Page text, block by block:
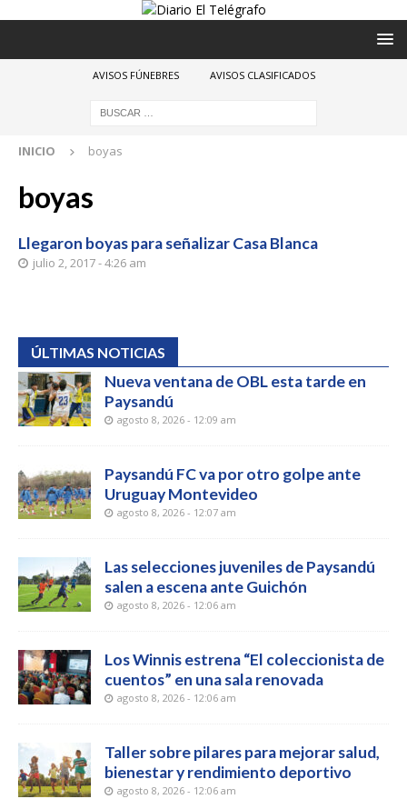
AVISOS FÚNEBRES AVISOS CLASIFICADOS
INICIO boyas
boyas
Llegaron boyas para señalizar Casa Blanca
julio 2, 2017 - 4:26 am
ÚLTIMAS NOTICIAS
Nueva ventana de OBL esta tarde en
Paysandú
agosto 8, 2026 - 12:09 am
Paysandú FC va por otro golpe ante
Uruguay Montevideo
agosto 8, 2026 - 12:07 am
Las selecciones juveniles de Paysandú
salen a escena ante Guichón
agosto 8, 2026 - 12:06 am
Los Winnis estrena “El coleccionista de
cuentos” en una sala renovada
agosto 8, 2026 - 12:06 am
Taller sobre pilares para mejorar salud,
bienestar y rendimiento deportivo
agosto 8, 2026 - 12:06 am